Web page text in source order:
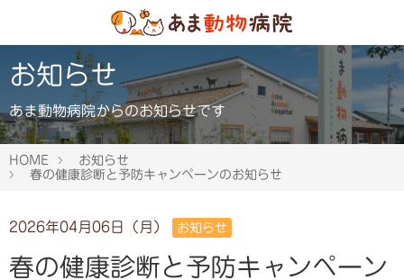
お知らせ
あま動物病院からのお知らせです
HOME
お知らせ
春の健康診断と予防キャンペーンのお知らせ
2026年04月06日（月） お知らせ
春の健康診断と予防キャンペーン